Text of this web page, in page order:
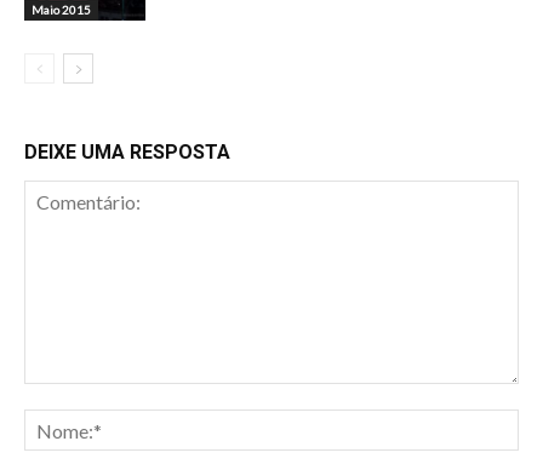
Maio 2015
DEIXE UMA RESPOSTA